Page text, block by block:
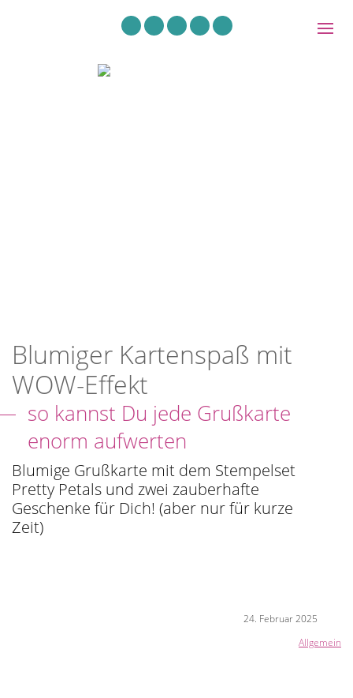
Blumiger Kartenspaß mit
WOW-Effekt
so kannst Du jede Grußkarte
enorm aufwerten
Blumige Grußkarte mit dem Stempelset
Pretty Petals und zwei zauberhafte
Geschenke für Dich! (aber nur für kurze
Zeit)
24. Februar 2025
Allgemein